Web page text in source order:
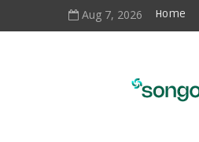
Aug 7, 2026 Home